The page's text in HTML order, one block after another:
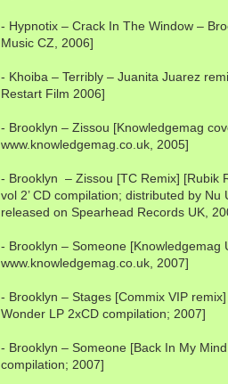
- Hypnotix – Crack In The Window –
Music CZ, 2006]
- Khoiba – Terribly – Juanita Juarez
Restart Film 2006]
- Brooklyn – Zissou [Knowledgemag
www.knowledgemag.co.uk, 2005]
- Brooklyn – Zissou [TC Remix] [Rubik
vol 2’ CD compilation; distributed by
released on Spearhead Records UK,
- Brooklyn – Someone [Knowledgemag
www.knowledgemag.co.uk, 2007]
- Brooklyn – Stages [Commix VIP
Wonder LP 2xCD compilation; 2007]
- Brooklyn – Someone [Back In My
compilation; 2007]